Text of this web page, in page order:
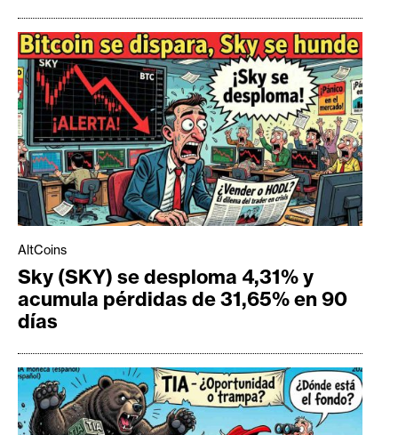
AltCoins
Sky (SKY) se desploma 4,31% y
acumula pérdidas de 31,65% en 90
días